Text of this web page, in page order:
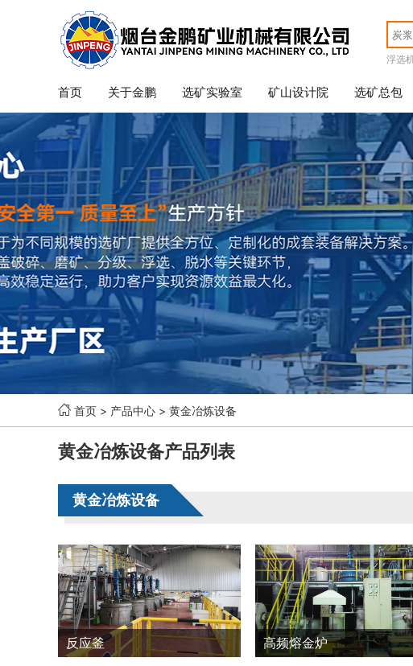
浮选
首页 关于金鹏 选矿实验室 矿山设计院 选矿总包
 首页 > 产品中心 > 黄金冶炼设备
黄金冶炼设备产品列表
黄金冶炼设备
反应釜 高频熔金炉